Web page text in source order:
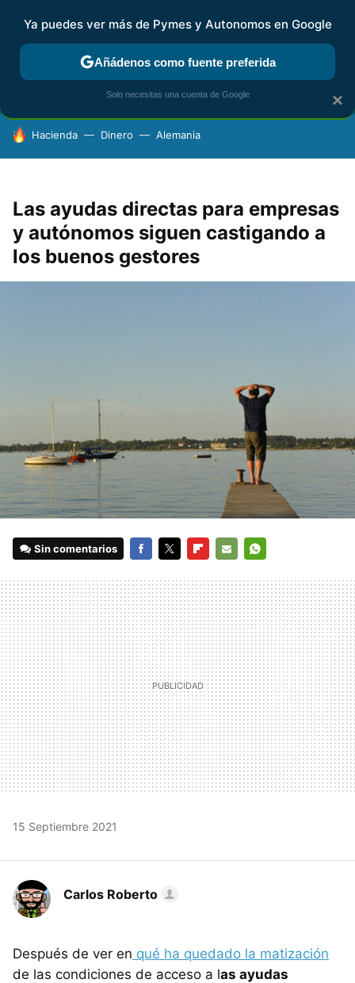
FISCALIDAD Y CONTABILIDAD KIT DIGITAL RENTA
HOY SE HABLA DE
Hacienda Dinero Alemania
Las ayudas directas para empresas
y autónomos siguen castigando a
los buenos gestores
Sin comentarios
MAIL
15 Septiembre 2021
Carlos Roberto
Después de ver en qué ha quedado la matización
de las condiciones de acceso a las ayudas
×
Ya puedes ver más de Pymes y Autonomos en Google
Añádenos como fuente preferida
Solo necesitas una cuenta de Google